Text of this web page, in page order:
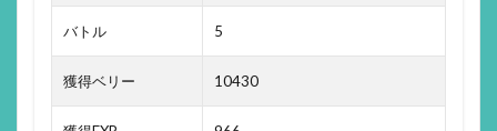
バトル 5
獲得ベリー 10430